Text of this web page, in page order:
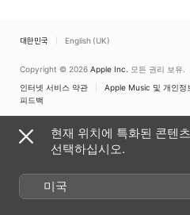
대한민국 English (UK)
Copyright © 2026 Apple Inc. 모든 권리 보유.
인터넷 서비스 약관
Apple Music 및 개인정
피드백
현재 위치에 특화된 콘텐
선택하십시오.
미국